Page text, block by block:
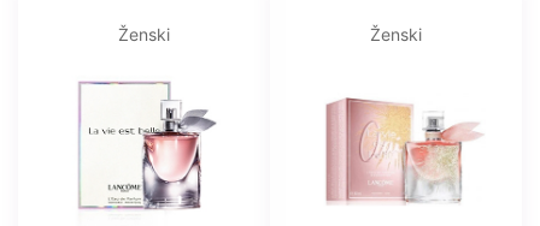
Ženski Ženski